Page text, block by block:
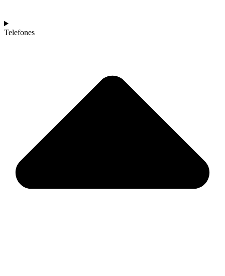
Telefones